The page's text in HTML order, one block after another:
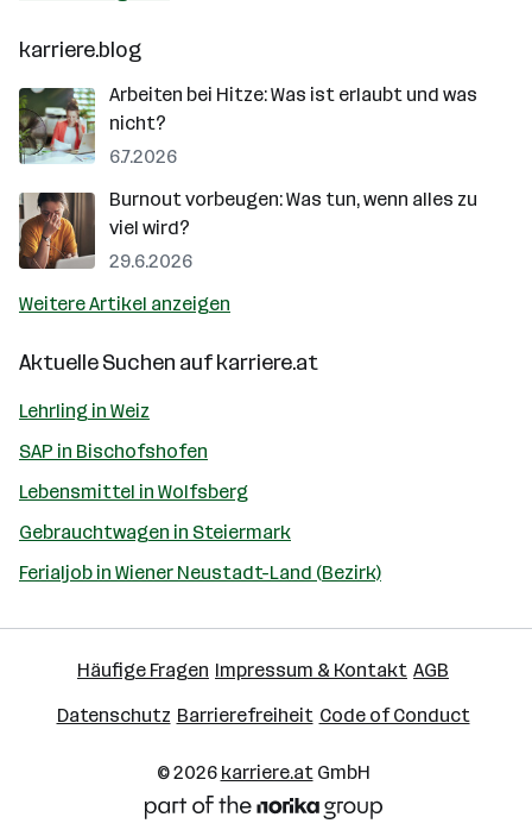
karriere.blog
Arbeiten bei Hitze: Was ist erlaubt und was
nicht?
6.7.2026
Burnout vorbeugen: Was tun, wenn alles zu
viel wird?
29.6.2026
Weitere Artikel anzeigen
Aktuelle Suchen aufkarriere.at
Lehrling in Weiz
SAP in Bischofshofen
Lebensmittel in Wolfsberg
Gebrauchtwagen in Steiermark
Ferialjob in Wiener Neustadt-Land (Bezirk)
Häufige Fragen Impressum & Kontakt AGB
Datenschutz Barrierefreiheit Code of Conduct
© 2026 karriere.atGmbH